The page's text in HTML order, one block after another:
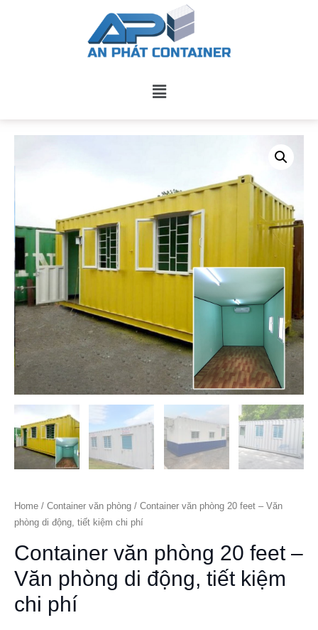
Home / Container văn phòng / Container văn phòng 20 feet – Văn
phòng di động, tiết kiệm chi phí
Container văn phòng 20 feet –
Văn phòng di động, tiết kiệm
chi phí